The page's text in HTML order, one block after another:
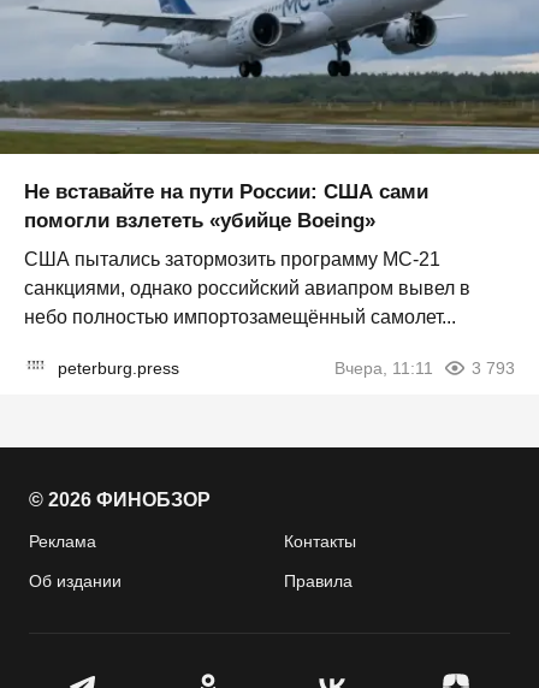
Не вставайте на пути России: США сами
помогли взлететь «убийце Boeing»
США пытались затормозить программу МС-21
санкциями, однако российский авиапром вывел в
небо полностью импортозамещённый самолет...
peterburg.press Вчера, 11:11 3 793
© 2026 ФИНОБЗОР
Реклама Контакты
Об издании Правила